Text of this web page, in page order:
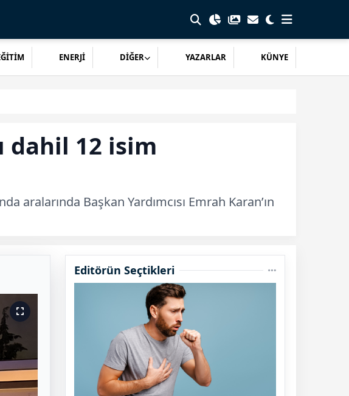
ENERJİ DİĞER YAZARLAR KÜNYE
dahil 12 isim
Başkan Yardımcısı Emrah Karan’ın
Editörün Seçtikleri